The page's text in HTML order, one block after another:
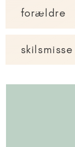
forældre
skilsmisse